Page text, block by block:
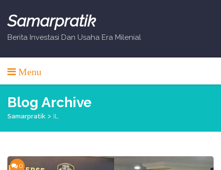
content
Samarpratik
Berita Investasi Dan Usaha Era Milenial
Menu
Blog Archive
Samarpratik > IL
0